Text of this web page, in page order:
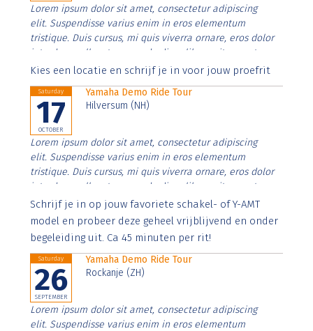
Lorem ipsum dolor sit amet, consectetur adipiscing
elit. Suspendisse varius enim in eros elementum
tristique. Duis cursus, mi quis viverra ornare, eros dolor
interdum nulla, ut commodo diam libero vitae erat.
Aenean faucibus nibh et justo cursus id rutrum lorem
Kies een locatie en schrijf je in voor jouw proefrit
Saturday
17
OCTOBER
Yamaha Demo Ride Tour
Hilversum (NH)
Lorem ipsum dolor sit amet, consectetur adipiscing
elit. Suspendisse varius enim in eros elementum
tristique. Duis cursus, mi quis viverra ornare, eros dolor
interdum nulla, ut commodo diam libero vitae erat.
Aenean faucibus nibh et justo cursus id rutrum lorem
imperdiet. Nunc ut sem vitae risus tristique posuere.
Schrijf je in op jouw favoriete schakel- of Y-AMT
model en probeer deze geheel vrijblijvend en onder
begeleiding uit. Ca 45 minuten per rit!
Saturday
26
SEPTEMBER
Yamaha Demo Ride Tour
Rockanje (ZH)
Lorem ipsum dolor sit amet, consectetur adipiscing
elit. Suspendisse varius enim in eros elementum